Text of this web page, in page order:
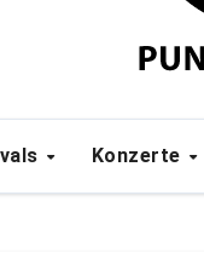
Konzerte